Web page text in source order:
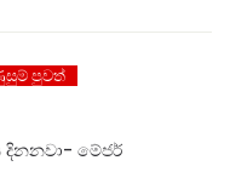
පුවත්
මේජර්